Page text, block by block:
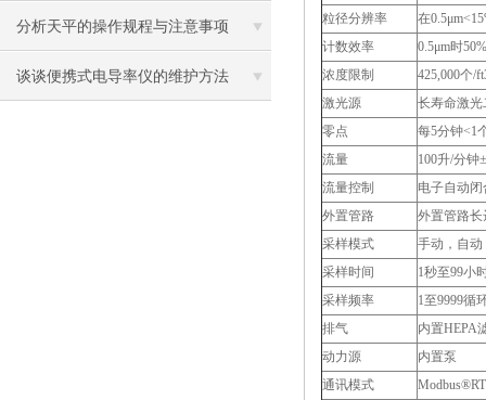
分析天平的操作规程与注意事项
谈谈便携式电导率仪的维护方法
粒径分辨率
在
计数效率
0.5μm时
浓度限制
425,000个/
激光源
长寿命激光
零点
每5分钟<1
流量
100升/分钟
流量控制
电子自动
外置管路
外置管路长
采样模式
手动，自
采样时间
1秒至99小
采样频率
1至9999循
排气
内置HEPA
动力源
内置泵
通讯模式